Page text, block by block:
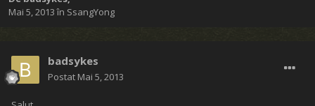
Mai 5, 2013în SsangYong
badsykes
Postat Mai 5, 2013